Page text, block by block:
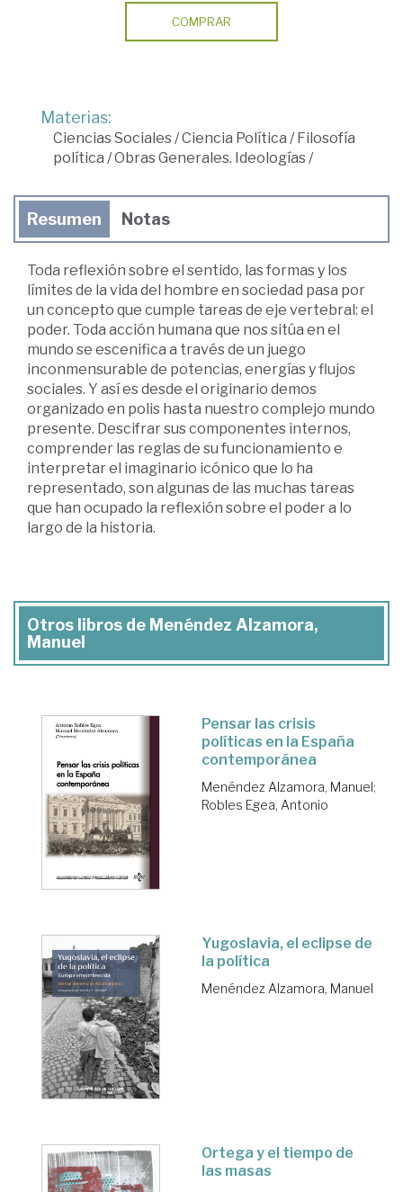
COMPRAR
Materias:
Ciencias Sociales/Ciencia Política / Filosofía
política /Obras Generales. Ideologías/
Resumen Notas
Toda reflexión sobre el sentido, las formas y los
límites de la vida del hombre en sociedad pasa por
un concepto que cumple tareas de eje vertebral: el
poder. Toda acción humana que nos sitúa en el
mundo se escenifica a través de un juego
inconmensurable de potencias, energías y flujos
sociales. Y así es desde el originario demos
organizado en polis hasta nuestro complejo mundo
presente. Descifrar sus componentes internos,
comprender las reglas de su funcionamiento e
interpretar el imaginario icónico que lo ha
representado, son algunas de las muchas tareas
que han ocupado la reflexión sobre el poder a lo
largo de la historia.
Otros libros de Menéndez Alzamora,
Manuel
Pensar las crisis
políticas en la España
contemporánea
Menéndez Alzamora, Manuel ;
Robles Egea, Antonio
Yugoslavia, el eclipse de
la política
Menéndez Alzamora, Manuel
Ortega y el tiempo de
las masas